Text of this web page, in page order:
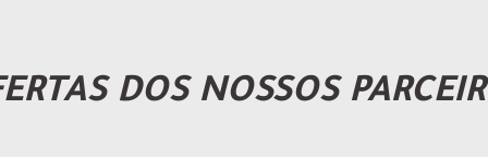
DOS NOSSOS